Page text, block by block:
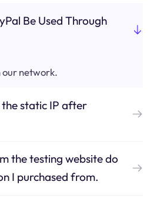
Be Used Through
our network.
static IP after
the testing website do
I purchased from.